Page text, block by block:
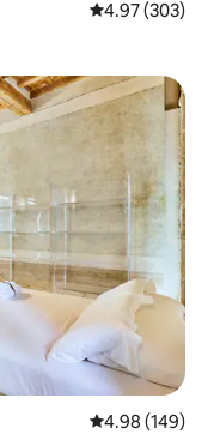
5 पैकी 4.97
4.97 (303)
5 पैकी 4.98
4.98 (149)